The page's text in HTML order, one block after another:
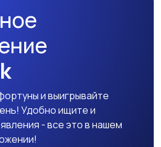
и выигрывайте
Удобно ищите и
- все это в нашем